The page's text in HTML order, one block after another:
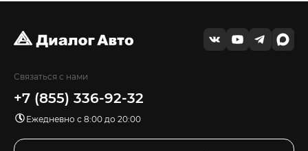
Связаться с нами
+7 (855) 336-92-32
Ежедневно с 8:00 до 20:00